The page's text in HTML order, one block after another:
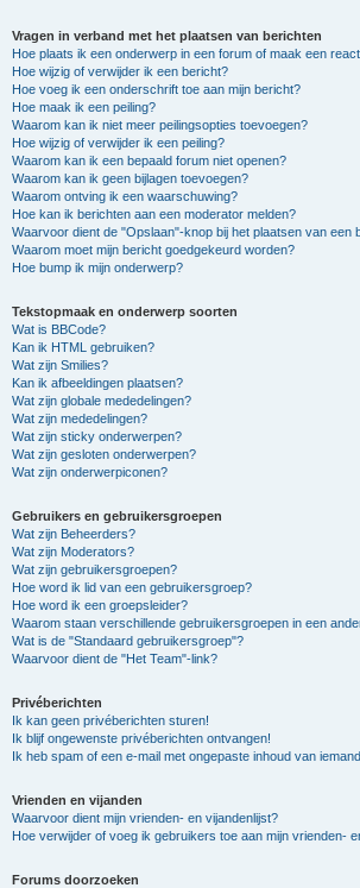
Vragen in verband met het plaatsen van berichten
Hoe plaats ik een onderwerp in een forum of maak een
Hoe wijzig of verwijder ik een bericht?
Hoe voeg ik een onderschrift toe aan mijn bericht?
Hoe maak ik een peiling?
Waarom kan ik niet meer peilingsopties toevoegen?
Hoe wijzig of verwijder ik een peiling?
Waarom kan ik een bepaald forum niet openen?
Waarom kan ik geen bijlagen toevoegen?
Waarom ontving ik een waarschuwing?
Hoe kan ik berichten aan een moderator melden?
Waarvoor dient de "Opslaan"-knop bij het plaatsen van een
Waarom moet mijn bericht goedgekeurd worden?
Hoe bump ik mijn onderwerp?
Tekstopmaak en onderwerp soorten
Wat is BBCode?
Kan ik HTML gebruiken?
Wat zijn Smilies?
Kan ik afbeeldingen plaatsen?
Wat zijn globale mededelingen?
Wat zijn mededelingen?
Wat zijn sticky onderwerpen?
Wat zijn gesloten onderwerpen?
Wat zijn onderwerpiconen?
Gebruikers en gebruikersgroepen
Wat zijn Beheerders?
Wat zijn Moderators?
Wat zijn gebruikersgroepen?
Hoe word ik lid van een gebruikersgroep?
Hoe word ik een groepsleider?
Waarom staan verschillende gebruikersgroepen in een
Wat is de "Standaard gebruikersgroep"?
Waarvoor dient de "Het Team"-link?
Privéberichten
Ik kan geen privéberichten sturen!
Ik blijf ongewenste privéberichten ontvangen!
Ik heb spam of een e-mail met ongepaste inhoud van
Vrienden en vijanden
Waarvoor dient mijn vrienden- en vijandenlijst?
Hoe verwijder of voeg ik gebruikers toe aan mijn vrienden-
Forums doorzoeken